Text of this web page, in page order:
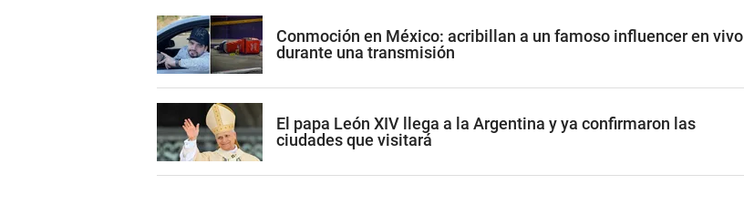
Conmoción en México: acribillan a un famoso influencer en vivo
durante una transmisión
El papa León XIV llega a la Argentina y ya confirmaron las
ciudades que visitará